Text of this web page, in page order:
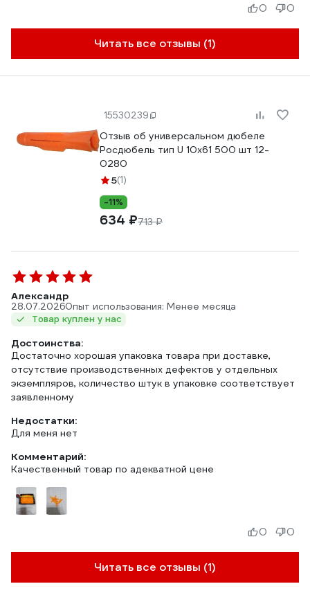
Читать все отзывы (1)
0 0
15530239
Отзыв об универсальном дюбеле
Росдюбель тип U 10х61 500 шт 12-
0280
5(1)
-11%
634 ₽713 ₽
Александр
28.07.2026Опыт использования: Менее месяца
Товар куплен у нас
Достоинства:
Достаточно хорошая упаковка товара при доставке,
отсутствие производственных дефектов у отдельных
экземпляров, количество штук в упаковке соответствует
заявленному
Недостатки:
Для меня нет
Комментарий:
Качественный товар по адекватной цене
Читать все отзывы (1)
0 0